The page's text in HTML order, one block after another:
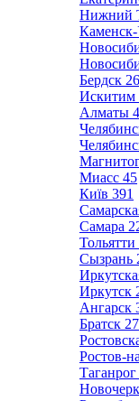
Нижний
Бердск 26
Искитим
Алматы
Миасс 45
Київ 391
Самара
Тольятти
Сызрань
Иркутск
Ангарск
Братск 27
Ростов-
Таганрог